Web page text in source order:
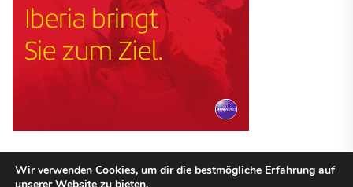
Wir verwenden Cookies, um dir die bestmögliche Erfahrung auf